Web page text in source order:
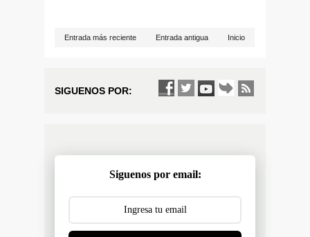
Entrada más reciente Entrada antigua Inicio
SIGUENOS POR:
Siguenos por email: